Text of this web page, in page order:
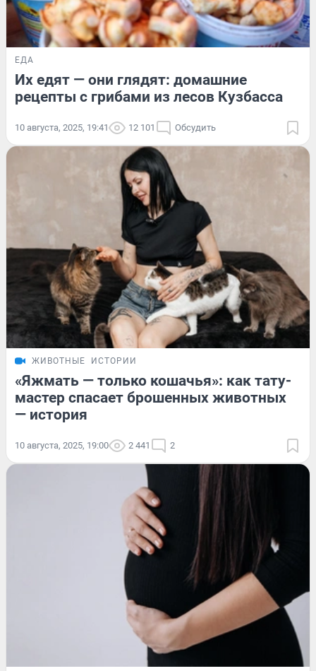
ЕДА
Их едят — они глядят: домашние
рецепты с грибами из лесов Кузбасса
10 августа, 2025, 19:41 12 101 Обсудить
ЖИВОТНЫЕ ИСТОРИИ
«Яжмать — только кошачья»: как тату-
мастер спасает брошенных животных
— история
10 августа, 2025, 19:00 2 441 2